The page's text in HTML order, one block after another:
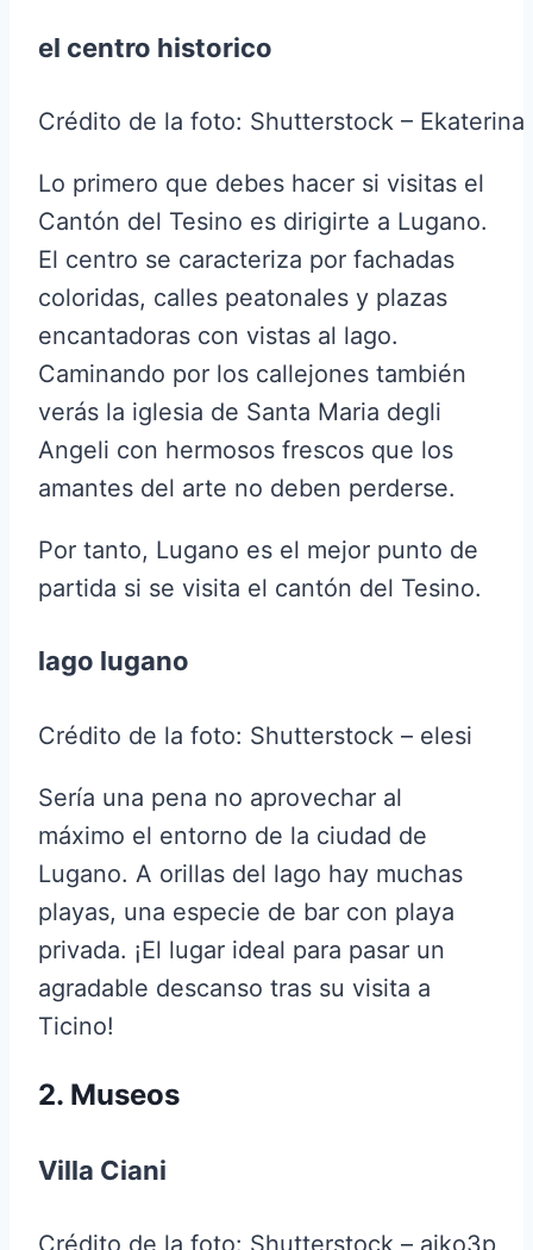
el centro historico
Crédito de la foto: Shutterstock – Ekaterina
Lo primero que debes hacer si visitas el
Cantón del Tesino es dirigirte a Lugano.
El centro se caracteriza por fachadas
coloridas, calles peatonales y plazas
encantadoras con vistas al lago.
Caminando por los callejones también
verás la iglesia de Santa Maria degli
Angeli con hermosos frescos que los
amantes del arte no deben perderse.
Por tanto, Lugano es el mejor punto de
partida si se visita el cantón del Tesino.
lago lugano
Crédito de la foto: Shutterstock – elesi
Sería una pena no aprovechar al
máximo el entorno de la ciudad de
Lugano. A orillas del lago hay muchas
playas, una especie de bar con playa
privada. ¡El lugar ideal para pasar un
agradable descanso tras su visita a
Ticino!
2. Museos
Villa Ciani
Crédito de la foto: Shutterstock – aiko3p